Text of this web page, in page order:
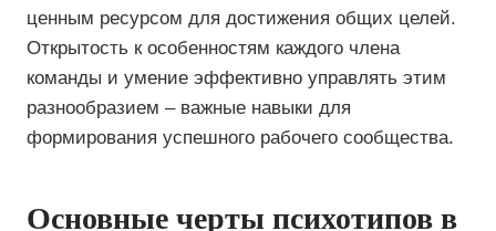
ценным ресурсом для достижения общих целей.
Открытость к особенностям каждого члена
команды и умение эффективно управлять этим
разнообразием – важные навыки для
формирования успешного рабочего сообщества.
Основные черты психотипов в